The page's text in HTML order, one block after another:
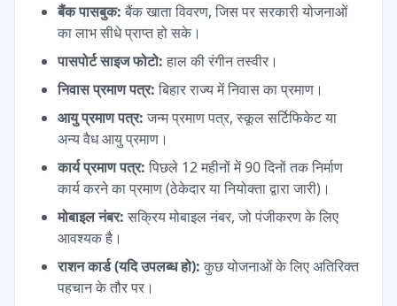
बैंक पासबुक: बैंक खाता विवरण, जिस पर सरकारी योजनाओं
का लाभ सीधे प्राप्त हो सके।
पासपोर्ट साइज फोटो: हाल की रंगीन तस्वीर।
निवास प्रमाण पत्र: बिहार राज्य में निवास का प्रमाण।
आयु प्रमाण पत्र: जन्म प्रमाण पत्र, स्कूल सर्टिफिकेट या
अन्य वैध आयु प्रमाण।
कार्य प्रमाण पत्र: पिछले 12 महीनों में 90 दिनों तक निर्माण
कार्य करने का प्रमाण (ठेकेदार या नियोक्ता द्वारा जारी)।
मोबाइल नंबर: सक्रिय मोबाइल नंबर, जो पंजीकरण के लिए
आवश्यक है।
राशन कार्ड (यदि उपलब्ध हो): कुछ योजनाओं के लिए अतिरिक्त
पहचान के तौर पर।